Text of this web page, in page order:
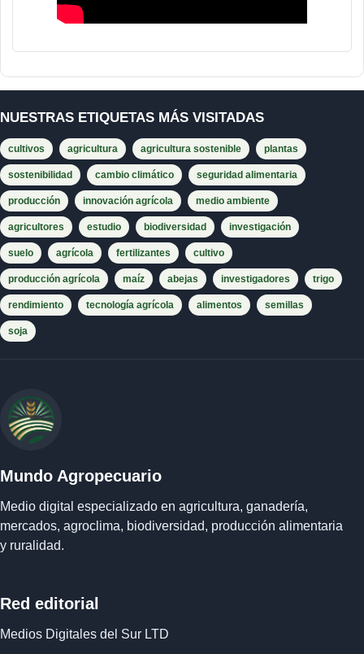
NUESTRAS ETIQUETAS MÁS VISITADAS
cultivos agricultura agricultura sostenible plantas
sostenibilidad cambio climático seguridad alimentaria
producción innovación agrícola medio ambiente
agricultores estudio biodiversidad investigación
suelo agrícola fertilizantes cultivo
producción agrícola maíz abejas investigadores trigo
rendimiento tecnología agrícola alimentos semillas
soja
Mundo Agropecuario
Medio digital especializado en agricultura, ganadería,
mercados, agroclima, biodiversidad, producción alimentaria
y ruralidad.
Red editorial
Medios Digitales del Sur LTD